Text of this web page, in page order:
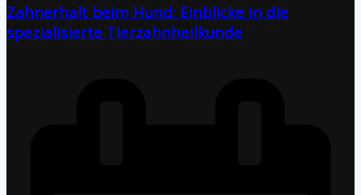
Zahnerhalt beim Hund: Einblicke in die
spezialisierte Tierzahnheilkunde